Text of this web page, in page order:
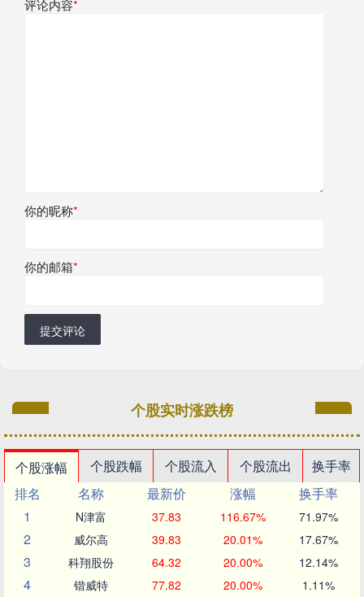
评论内容*
你的昵称*
你的邮箱*
提交评论
个股实时涨跌榜
个股涨幅 个股跌幅 个股流入 个股流出
换手率
排名
名称 最新价 涨幅
换手率
1
N津富 37.83 116.67% 71.97%
2 威尔高 39.83 20.01% 17.67%
3 科翔股份 64.32 20.00% 12.14%
4 锴威特 77.82 20.00% 1.11%